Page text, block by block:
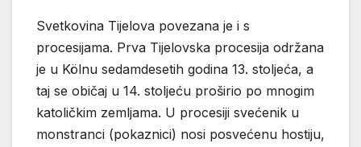
Svetkovina Tijelova povezana je i s
procesijama. Prva Tijelovska procesija održana
je u Kölnu sedamdesetih godina 13. stoljeća, a
taj se običaj u 14. stoljeću proširio po mnogim
katoličkim zemljama. U procesiji svećenik u
monstranci (pokaznici) nosi posvećenu hostiju,